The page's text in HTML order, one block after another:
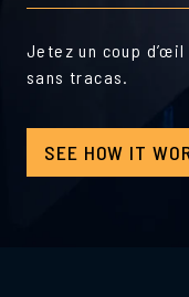
Jetez un coup
sans tracas.
SEE HOW IT